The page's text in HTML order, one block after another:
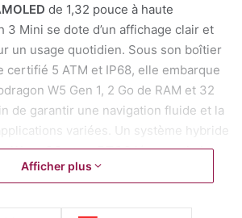
de 1,32 pouce à haute
3 Mini se dote d’un affichage clair et
un usage quotidien. Sous son boîtier
certifié 5 ATM et IP68, elle embarque
W5 Gen 1, 2 Go de RAM et 32
de garantir une navigation fluide et la
variées. Un système hybride
Wear OSet unRTOSléger optimise
atteignant jusqu’à trois jours
Afficher plus